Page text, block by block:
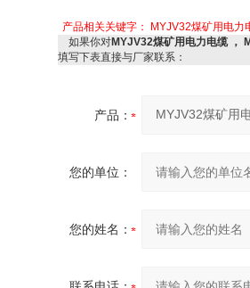
产品相关关键字：
MYJV32煤矿用电力
如果你对MYJV32煤矿用电力电缆 ，
填写下表直接与厂家联系：
产品：
您的单位：
您的姓名：